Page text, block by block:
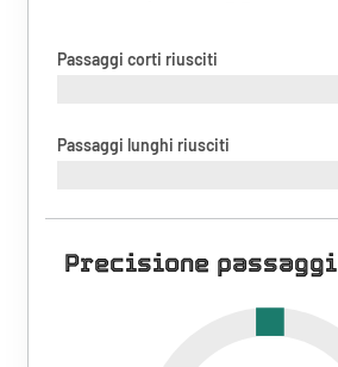
Passaggi corti riusciti
Passaggi lunghi riusciti
Precisione passaggi